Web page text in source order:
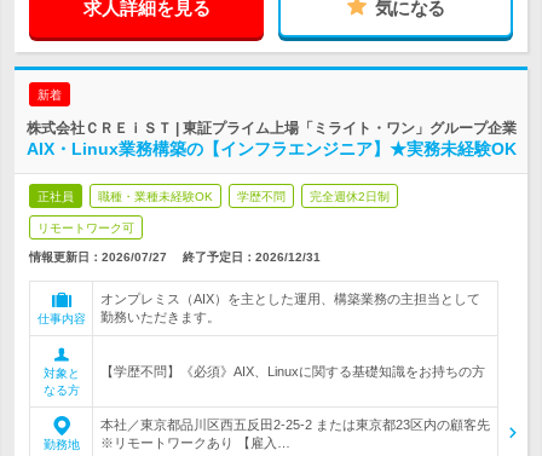
求人詳細を見る 気になる
新着
株式会社ＣＲＥｉＳＴ | 東証プライム上場「ミライト・ワン」グループ企業
AIX・Linux業務構築の【インフラエンジニア】★実務未経験OK
正社員 職種・業種未経験OK 学歴不問 完全週休2日制
リモートワーク可
情報更新日：2026/07/27 終了予定日： 2026/12/31
仕事内容
オンプレミス（AIX）を主とした運用、構築業務の主担当として
勤務いただきます。
対象と
なる方
【学歴不問】《必須》AIX、Linuxに関する基礎知識をお持ちの方
勤務地
本社／東京都品川区西五反田2-25-2 または東京都23区内の顧客先
※リモートワークあり 【雇入…